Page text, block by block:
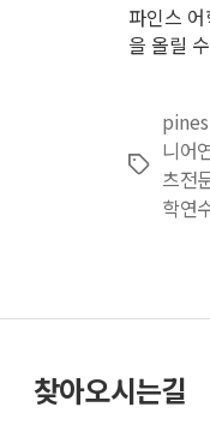
파인스
을 올릴
Tags
pines
니어
츠전
학연
찾아오시는길